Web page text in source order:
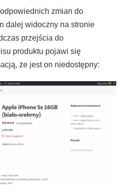
zmian do
dalej widoczny na stronie
przejścia do
produktu pojawi się
że jest on niedostępny: